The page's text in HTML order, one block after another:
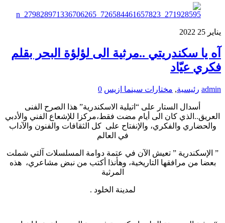
يناير 25
2022
آه يا سكندريتي ..مرثية الى لؤلؤة البحر بقلم
فكري عيّاد
admin رئيسية, مختارات سينما ازيس 0
أسدال الستار على “اتيلية الاسكندرية” هذا الصرح الفنى
العريق..الذي كان الى أيام مضت فقط،مركزا للإشعاع الفني والأدبي
والحضاري والفكري، والإنفتاح على كل الثقافات والفنون والآداب
في العالم
” الإسكندرية ” تعيش الآن في عتمة دوامة المسلسلات آلتي شملت
بعضا من مرافقها التاريخية، وهأنذا أكتب من نبض مشاعري، هذه
المرثية
لمدينة الخلود .